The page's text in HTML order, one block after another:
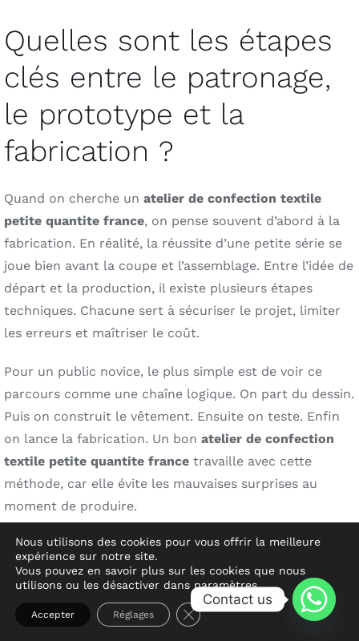
Quelles sont les étapes
clés entre le patronage,
le prototype et la
fabrication ?
Quand on cherche un atelier de confection textile
petite quantite france, on pense souvent d’abord à la
fabrication. En réalité, la réussite d’une petite série se
joue bien avant la coupe et l’assemblage. Entre l’idée de
départ et la production, il existe plusieurs étapes
techniques. Chacune sert à sécuriser le projet, limiter
les erreurs et maîtriser le coût.
Pour un public novice, le plus simple est de voir ce
parcours comme une chaîne logique. On part du dessin.
Puis on construit le vêtement. Ensuite on teste. Enfin
on lance la fabrication. Un bon atelier de confection
textile petite quantite france travaille avec cette
méthode, car elle évite les mauvaises surprises au
moment de produire.
1. Le brief produit : poser des bases
claires
Avant même le patronage, il faut définir le produit.
Nous utilisons des cookies pour vous offrir la meilleure
expérience sur notre site.
Vous pouvez en savoir plus sur les cookies que nous
utilisons ou les désactiver dans paramètres.
Accepter Réglages Fermer la bannière des
Contact us